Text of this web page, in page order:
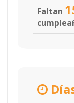
Faltan